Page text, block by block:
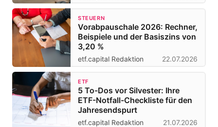
STEUERN
Vorabpauschale 2026: Rechner,
Beispiele und der Basiszins von
3,20 %
etf.capital Redaktion 22.07.2026
ETF
5 To-Dos vor Silvester: Ihre
ETF-Notfall-Checkliste für den
Jahresendspurt
etf.capital Redaktion 21.07.2026